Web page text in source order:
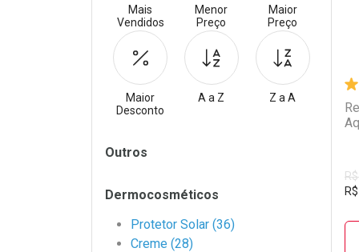
R$
Mais
Vendidos
Menor
Preço
Maior
Preço
Maior
Desconto
A a Z Z a A
Filtros
Outros
Dermocosméticos
Protetor Solar (36)
Creme (28)